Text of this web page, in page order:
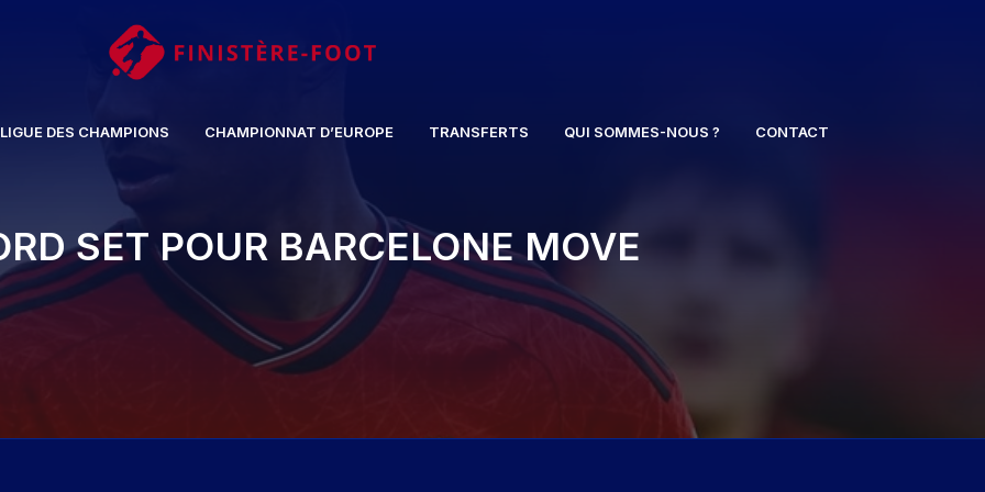
LIGUE DES CHAMPIONS CHAMPIONNAT D’EUROPE TRANSFERTS QUI SOMMES-NOUS ? CONTACT
SET POUR BARCELONE MOVE